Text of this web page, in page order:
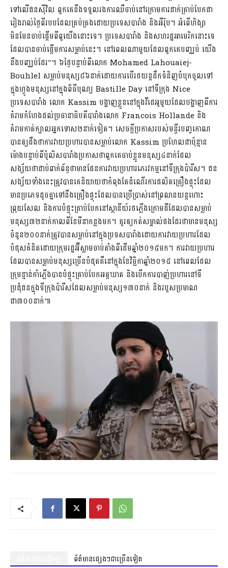
ទៅលើជនស៊ីវិល ពួកគេនឹងទទួលរងការឈឺចាប់នៅក្រោមការដាក់គ្រាប់បែកជា
រៀងរាល់ថ្ងៃពីរបបដែលគ្រប់គ្រងដោយប្រទេសបារាំង និងអឺរ៉ុប។ អំពើហិង្សា
មិនមែនចាប់ផ្ដើមពីពួយើងនោះទេ។ ប្រទេសបារាំង និងសហរដ្ឋអាមេរិកនោះទេ
ដែលបានចាប់ផ្តើមការសម្លាប់នេះ។ នៅពេលណាមួយដែលពួកគេបញ្ឈប់ យើង
នឹងបញ្ឈប់ដែរ”។ ៦ថ្ងៃបន្ទាប់ពីលោក Mohamed Lahouaiej-
Bouhlel សម្លាប់មនុស្ស៨៦នាក់ដោយការបើរថយន្តដឹកទំនិញបំបុកចូលទៅ
ក្នុងហ្វូងមនុស្សនៅក្នុងពិធីបុណ្យ Bastille Day នៅទីក្រុង Nice
ប្រទេសបារាំង លោក Kassim បង្ហាញខ្លួននៅក្នុងវីដេអូមួយដែលបង្ហាញពីការ
គំរាមកំហែងដល់ប្រធានាធិបតីបារាំងលោក Francois Hollande និង
គំរាមកាត់ក្បាលអ្នកទោស២នាក់ទៀត។ សេចក្តីប្រកាសរបស់មន្ទីរបញ្ចកោណ
បានឲ្យដឹងថាការវាយប្រហារបានសម្លាប់លោក Kassim ប្រហែលជាប៉ុន្មាន
ម៉ោងបន្ទាប់ពីប៉ូលិសបារាំងប្រកាសថាពួកគេចាប់ខ្លួនមនុស្ស៤នាក់ដែល
សង្ស័យថាជាប់ពាក់ព័ន្ធថាមានផែនការវាយប្រហារភេរវកម្មនៅទីក្រុងប៉ារីស។ ជន
សង្ស័យទាំងនេះត្រូវបានគេនិយាយថាកំពុងតែដំណើរការផលិតគ្រឿងផ្ទុះដែល
មានប្រភេទដូចគ្នាទៅនឹងគ្រឿងផ្ទុះដែលបានប្រើប្រាស់នៅព្រលានយន្តហោះ
ព្រុយសែល និងការបំផ្ទុះគ្រាប់បែកនៅស្ថានីយ៍រថភ្លើងក្រោមដី​ដែលបានសម្លាប់
មនុស្ស៣២នាក់កាលពីខែមីនាកន្លងមក។ គួរឲ្យកត់សម្គាល់ផងដែរថាមានមនុស្ស
ចំនួន២០០នាក់ត្រូវបានសម្លាប់នៅក្នុងប្រទសបារាំងដោយការវាយប្រហារដែល
បំផុសគំនិតដោយក្រុមរដ្ឋអ៊ីស្លាមចាប់តាំងពីដើមឆ្នាំ២០១៥មក។ ការវាយប្រហារ
ដែលបានសម្លាប់មនុស្សច្រើនបំផុតគឺនៅក្នុងខែវិច្ឆិកាឆ្នាំ២០១៥ នៅពេលដែល
ក្រុមខ្មាន់កាំភ្លើងបានបំផ្ទុះគ្រាប់បែកអត្តឃាត និងបើកការបាញ់ប្រហារនៅទី
ប្រជុំជនក្នុងទីក្រុងប៉ារីសដែលសម្លាប់មនុស្ស១៣០នាក់ និងរបួសប្រមាណ
ជា៣០០នាក់៕
ព័ត៌មានផ្សេងៗជាច្រើនទៀត